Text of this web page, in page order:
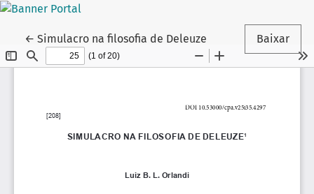
←Voltar aos Detalhes do Artigo
Simulacro na filosofia de Deleuze Baixar